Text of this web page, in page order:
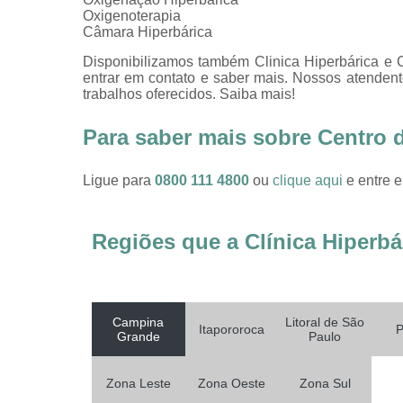
Oxigenoterapia
Câmara Hiperbárica
Disponibilizamos também Clinica Hiperbárica e
entrar em contato e saber mais. Nossos
trabalhos oferecidos. Saiba mais!
Para saber mais sobre Centro
Ligue para 0800 111 4800 ou clique aqui e entre
Regiões que a Clínica
Campina
Grande
Itapororoca
Litoral de São
Paulo
Zona Leste Zona Oeste Zona Sul